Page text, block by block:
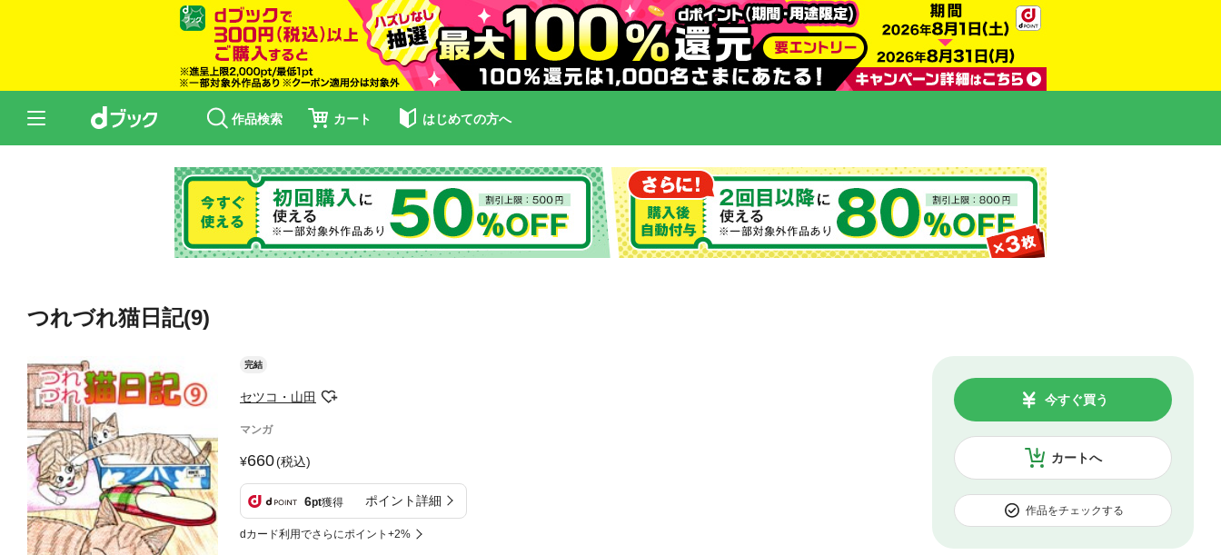
作品検索 カート はじめての方へ
つれづれ猫日記(9)
完結
セツコ・山田
マンガ
660(税込)
6pt獲得 ポイント詳細
dカード利用でさらにポイント+2%
カートへ
今すぐ買う
作品をチェックする